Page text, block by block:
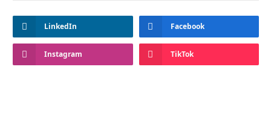
LinkedIn Facebook
Instagram TikTok